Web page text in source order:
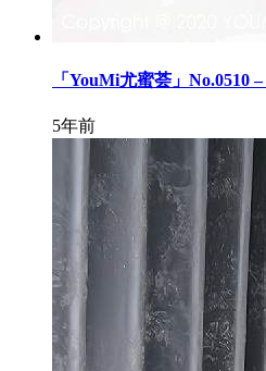
「YouMi尤蜜荟」No.0510
5年前